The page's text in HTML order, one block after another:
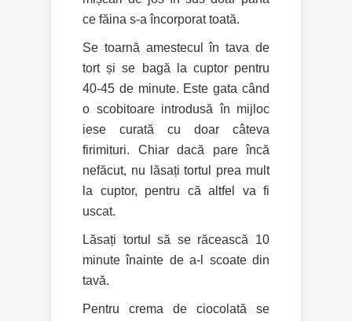
ce făina s-a încorporat toată.
Se toarnă amestecul în tava de
tort și se bagă la cuptor pentru
40-45 de minute. Este gata când
o scobitoare introdusă în mijloc
iese curată cu doar câteva
firimituri. Chiar dacă pare încă
nefăcut, nu lăsați tortul prea mult
la cuptor, pentru că altfel va fi
uscat.
Lăsați tortul să se răcească 10
minute înainte de a-l scoate din
tavă.
Pentru crema de ciocolată se